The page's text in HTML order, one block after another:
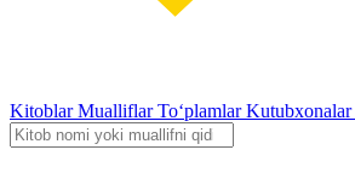
KitoblarMualliflarTo‘plamlarKutubxonalar